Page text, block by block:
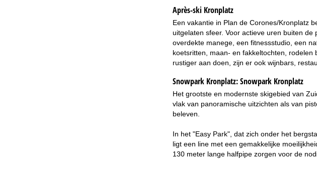
Après-ski Kronplatz
Een vakantie in Plan de Corones/Kronplatz
uitgelaten sfeer. Voor actieve uren buiten
overdekte manege, een fitnessstudio, een
koetsritten, maan- en fakkeltochten,
rustiger aan doen, zijn er ook wijnbars,
Snowpark Kronplatz:Snowpark Kronplatz
Het grootste en modernste skigebied van
vlak van panoramische uitzichten als van
beleven.
In het "Easy Park", dat zich onder het
ligt een line met een gemakkelijke
130 meter lange halfpipe zorgen voor de